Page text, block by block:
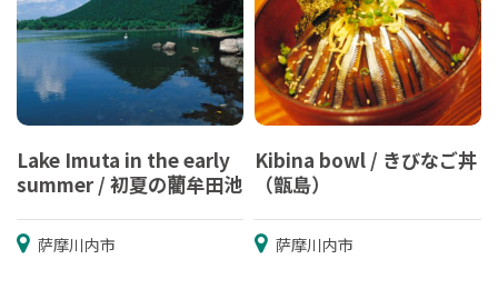
Lake Imuta in the early
summer / 初夏の藺牟田池
萨摩川内市
Kibina bowl / きびなご丼
（甑島）
萨摩川内市